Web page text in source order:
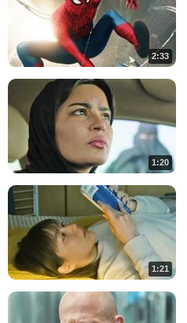
2:33
1:20
1:21